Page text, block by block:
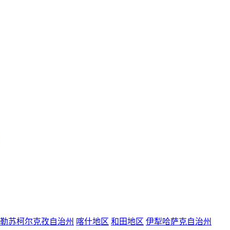
苏柯尔克孜自治州 喀什地区 和田地区 伊犁哈萨克自治州